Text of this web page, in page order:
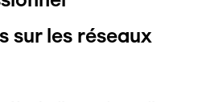
sur les réseaux